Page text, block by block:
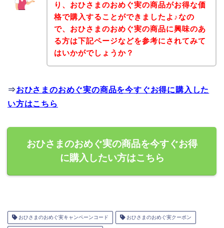
り、おひさまのおめぐ実の商品がお得な価
格で購入することができましたよ♪なの
で、おひさまのおめぐ実の商品に興味のあ
る方は下記ページなどを参考にされてみて
はいかがでしょうか？
⇒おひさまのおめぐ実の商品を今すぐお得に購入した
い方はこちら
おひさまのおめぐ実の商品を今すぐお得
に購入したい方はこちら
おひさまのおめぐ実キャンペーンコード おひさまのおめぐ実クーポン